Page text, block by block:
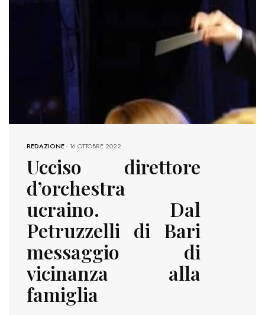
REDAZIONE-16 OTTOBRE 2022
Ucciso direttore
d’orchestra
ucraino. Dal
Petruzzelli di Bari
messaggio di
vicinanza alla
famiglia